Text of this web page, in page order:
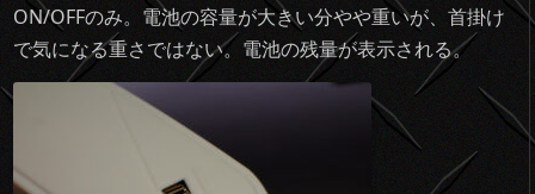
ON/OFFのみ。電池の容量が大きい分やや重いが、首掛け
で気になる重さではない。電池の残量が表示される。